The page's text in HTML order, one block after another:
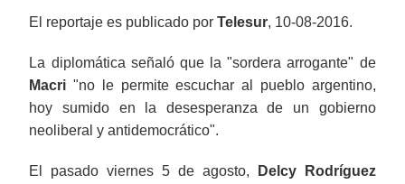
El reportaje es publicado porTelesur, 10-08-2016.
La diplomática señaló que la "sordera arrogante" de
Macri "no le permite escuchar al pueblo argentino,
hoy sumido en la desesperanza de un gobierno
neoliberal y antidemocrático".
El pasado viernes 5 de agosto,
Delcy Rodríguez